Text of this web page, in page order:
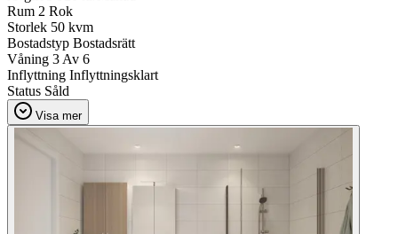
Rum 2 Rok
Storlek 50 kvm
Bostadstyp Bostadsrätt
Våning 3 Av 6
Inflyttning Inflyttningsklart
Status Såld
Visa mer